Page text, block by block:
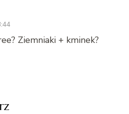
Ziemniaki + kminek?